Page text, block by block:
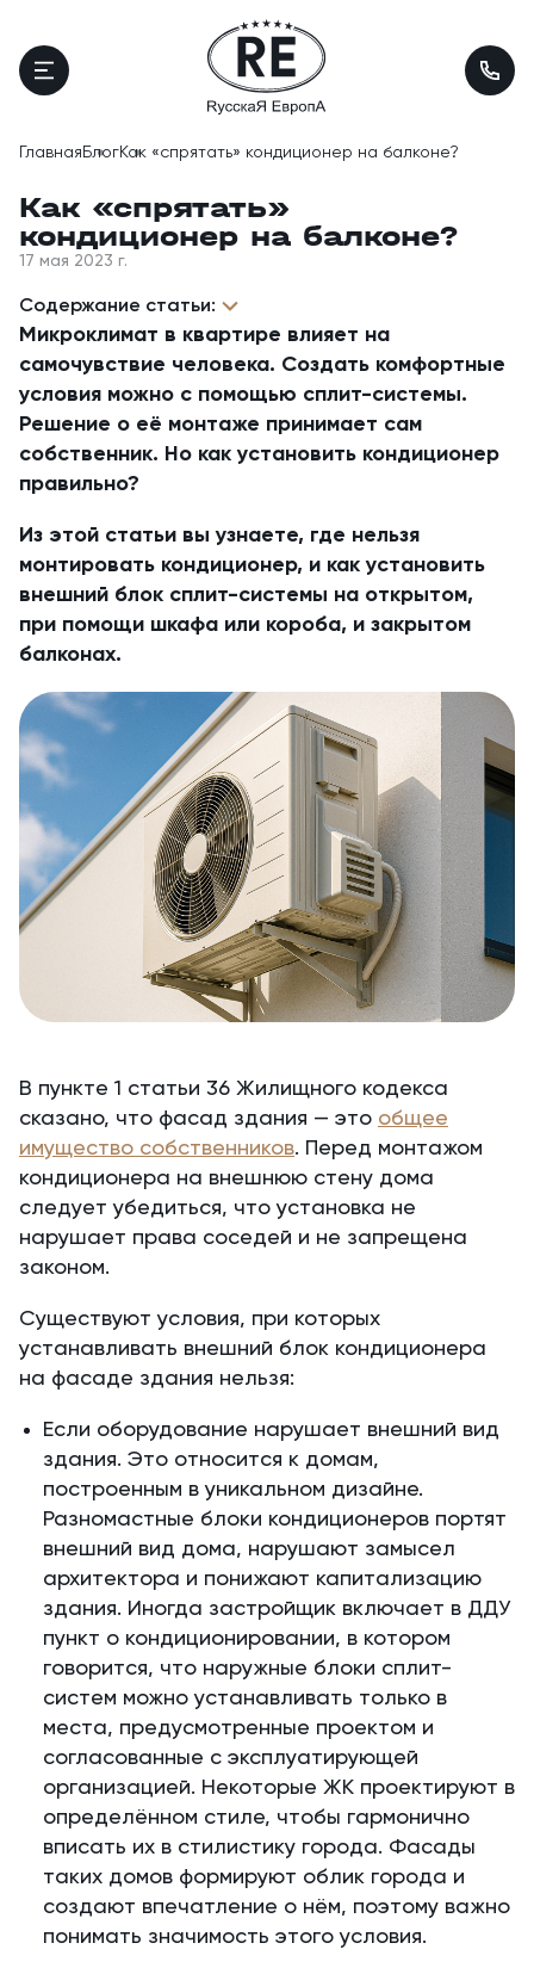
Главная БлогКак «спрятать» кондиционер на балконе?
Как «спрятать»
кондиционер на балконе?
17 мая 2023 г.
Микроклимат в квартире влияет на
самочувствие человека. Создать комфортные
условия можно с помощью сплит-системы.
Решение о её монтаже принимает сам
собственник. Но как установить кондиционер
правильно?
Из этой статьи вы узнаете, где нельзя
монтировать кондиционер, и как установить
внешний блок сплит-системы на открытом,
при помощи шкафа или короба, и закрытом
балконах.
В пункте 1 статьи 36 Жилищного кодекса
сказано, что фасад здания — это общее
имущество собственников. Перед монтажом
кондиционера на внешнюю стену дома
следует убедиться, что установка не
нарушает права соседей и не запрещена
законом.
Существуют условия, при которых
устанавливать внешний блок кондиционера
на фасаде здания нельзя:
Если оборудование нарушает внешний вид
здания. Это относится к домам,
построенным в уникальном дизайне.
Разномастные блоки кондиционеров портят
внешний вид дома, нарушают замысел
архитектора и понижают капитализацию
здания. Иногда застройщик включает в ДДУ
пункт о кондиционировании, в котором
говорится, что наружные блоки сплит-
систем можно устанавливать только в
места, предусмотренные проектом и
согласованные с эксплуатирующей
организацией. Некоторые ЖК проектируют в
определённом стиле, чтобы гармонично
вписать их в стилистику города. Фасады
таких домов формируют облик города и
создают впечатление о нём, поэтому важно
понимать значимость этого условия.
Содержание статьи: